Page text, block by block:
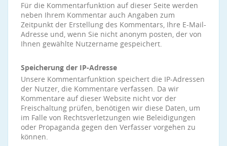
Für die Kommentarfunktion auf dieser Seite werden
neben Ihrem Kommentar auch Angaben zum
Zeitpunkt der Erstellung des Kommentars, Ihre E-Mail-
Adresse und, wenn Sie nicht anonym posten, der von
Ihnen gewählte Nutzername gespeichert.
Speicherung der IP-Adresse
Unsere Kommentarfunktion speichert die IP-Adressen
der Nutzer, die Kommentare verfassen. Da wir
Kommentare auf dieser Website nicht vor der
Freischaltung prüfen, benötigen wir diese Daten, um
im Falle von Rechtsverletzungen wie Beleidigungen
oder Propaganda gegen den Verfasser vorgehen zu
können.